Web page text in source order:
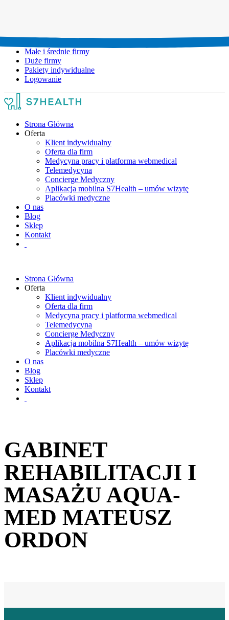
Małe i średnie firmy
Duże firmy
Pakiety indywidualne
Logowanie
Strona Główna
Oferta
Klient indywidualny
Oferta dla firm
Medycyna pracy i platforma webmedical
Telemedycyna
Concierge Medyczny
Aplikacja mobilna S7Health – umów wizytę
Placówki medyczne
O nas
Blog
Sklep
Kontakt
Strona Główna
Oferta
Klient indywidualny
Oferta dla firm
Medycyna pracy i platforma webmedical
Telemedycyna
Concierge Medyczny
Aplikacja mobilna S7Health – umów wizytę
Placówki medyczne
O nas
Blog
Sklep
Kontakt
GABINET
REHABILITACJI I
MASAŻU AQUA-
MED MATEUSZ
ORDON